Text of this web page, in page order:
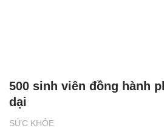
SỨC KHỎE
500 sinh viên đồng hành
dại